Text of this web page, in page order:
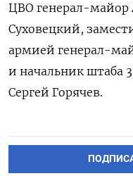
ЦВО генерал-майор
Суховецкий,
армией генерал-
и начальник штаба
Сергей Горячев.